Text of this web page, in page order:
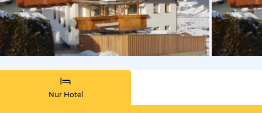
vom
Nur Hotel